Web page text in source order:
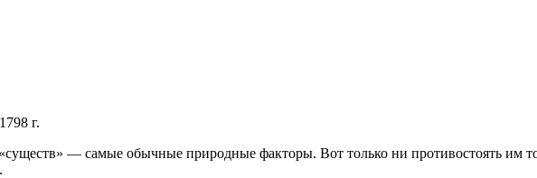
г.
— самые обычные природные факторы. Вот только ни противостоять им